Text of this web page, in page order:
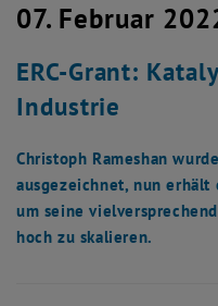
Zurück: Subseiten von
Zurück zur letzten Ebene:
Aktuelles
News
07. Februar
ERC-Grant:
Industrie
Christoph Rameshan
ausgezeichnet, nun erhält
um seine
hoch zu skalieren.